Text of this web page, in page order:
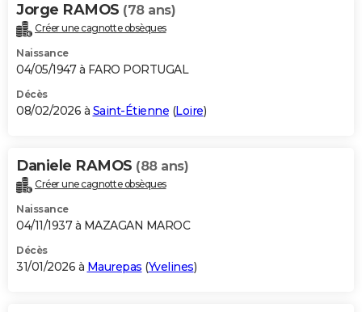
Jorge RAMOS (78 ans)
Créer une cagnotte obsèques
Naissance
04/05/1947 à FARO PORTUGAL
Décès
08/02/2026 à Saint-Étienne (Loire)
Daniele RAMOS (88 ans)
Créer une cagnotte obsèques
Naissance
04/11/1937 à MAZAGAN MAROC
Décès
31/01/2026 à Maurepas (Yvelines)